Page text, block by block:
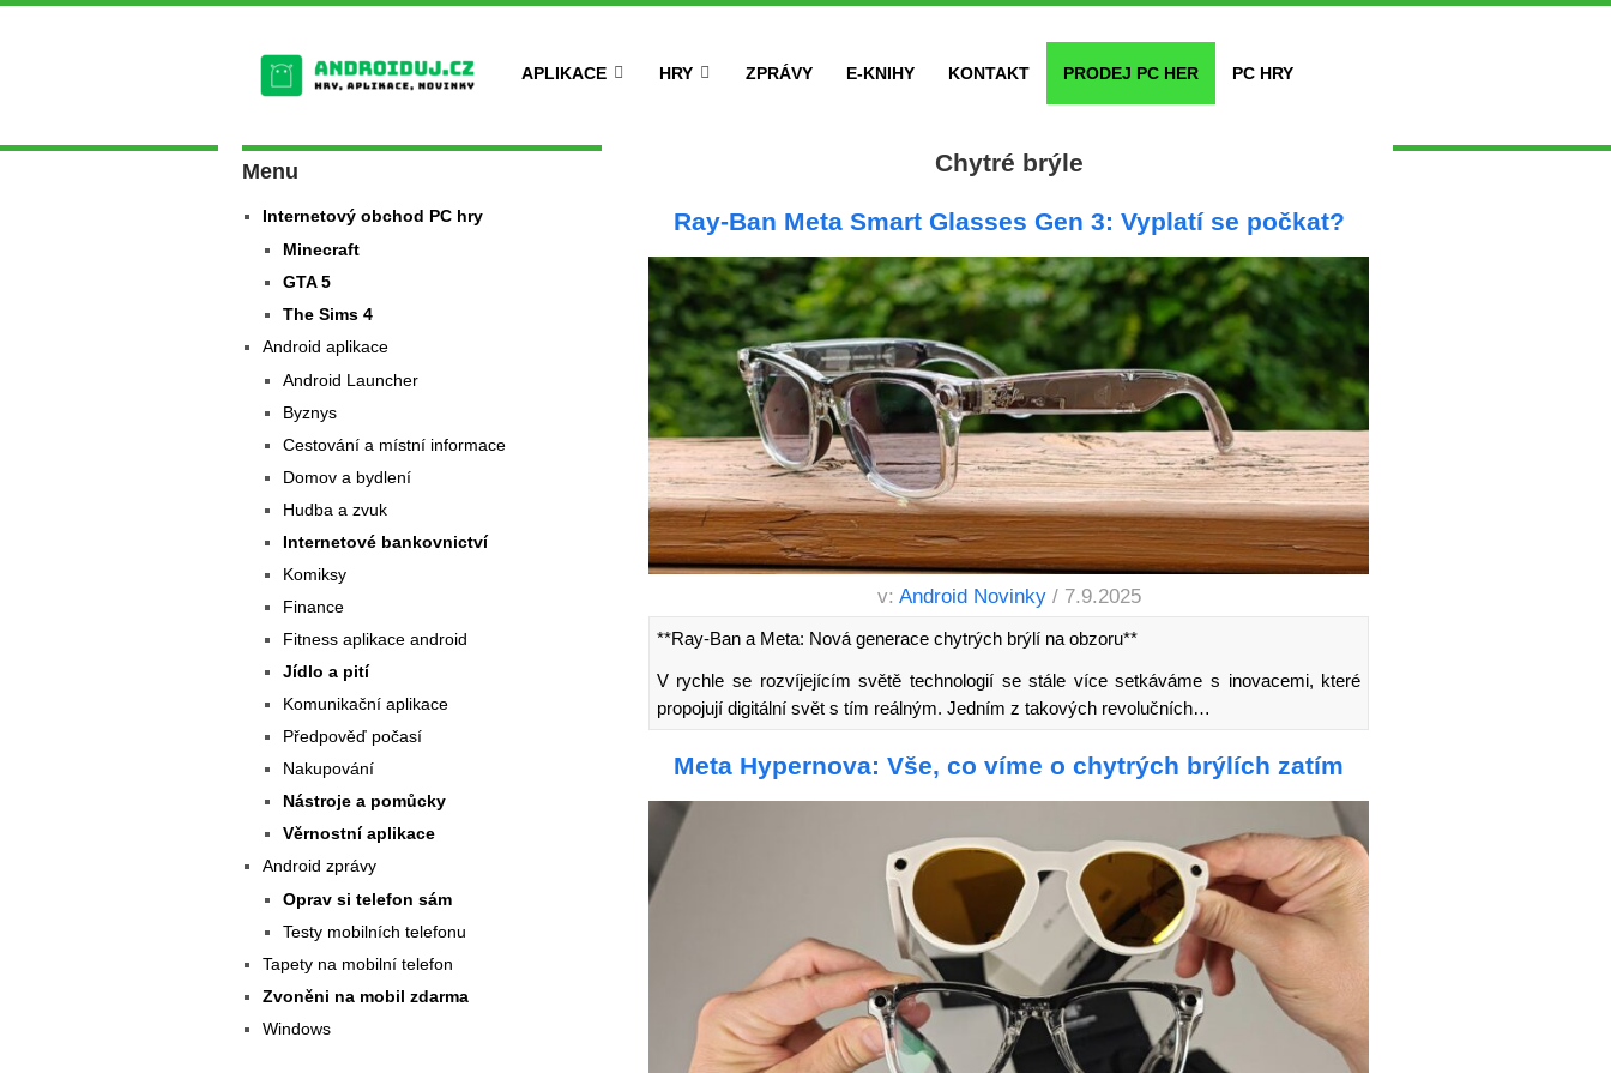
APLIKACE HRY ZPRÁVY E-KNIHY KONTAKT PRODEJ PC HER PC HRY
Chytré brýle
Ray-Ban Meta Smart Glasses Gen 3: Vyplatí se počkat?
v: Android Novinky / 7.9.2025
**Ray-Ban a Meta: Nová generace chytrých brýlí na obzoru**
V rychle se rozvíjejícím světě technologií se stále více setkáváme s inovacemi, které
propojují digitální svět s tím reálným. Jedním z takových revolučních…
Meta Hypernova: Vše, co víme o chytrých brýlích zatím
Menu
Internetový obchod PC hry
Minecraft
GTA 5
The Sims 4
Android aplikace
Android Launcher
Byznys
Cestování a místní informace
Domov a bydlení
Hudba a zvuk
Internetové bankovnictví
Komiksy
Finance
Fitness aplikace android
Jídlo a pití
Komunikační aplikace
Předpověď počasí
Nakupování
Nástroje a pomůcky
Věrnostní aplikace
Android zprávy
Oprav si telefon sám
Testy mobilních telefonu
Tapety na mobilní telefon
Zvoněni na mobil zdarma
Windows